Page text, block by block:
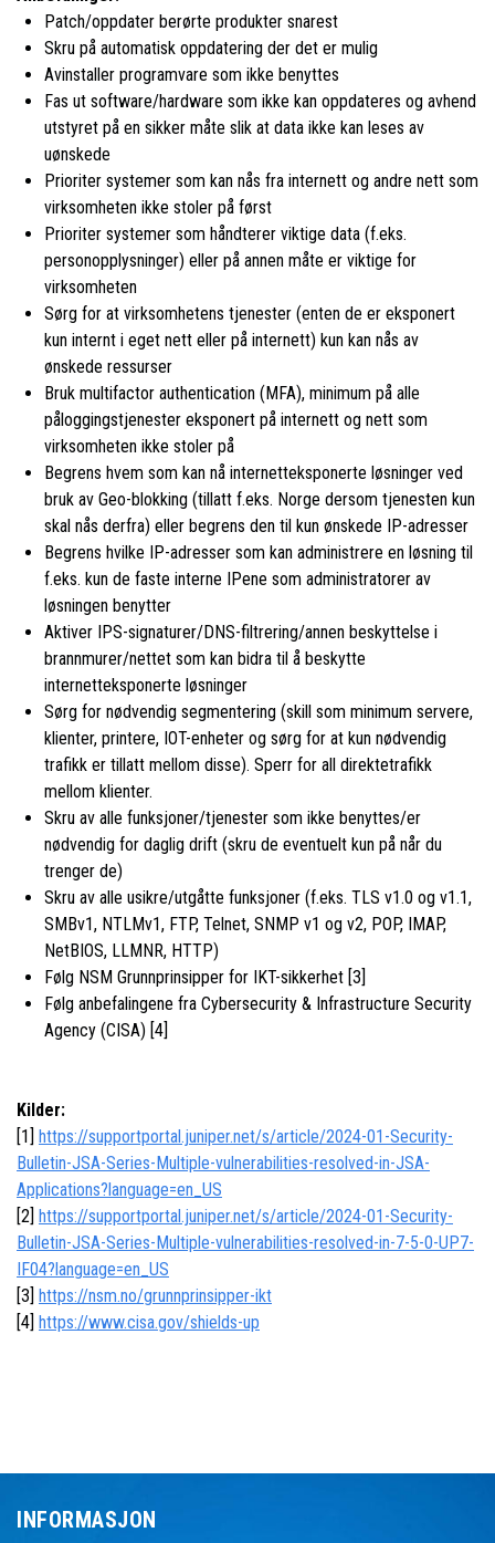
Patch/oppdater berørte produkter snarest
Skru på automatisk oppdatering der det er mulig
Avinstaller programvare som ikke benyttes
Fas ut software/hardware som ikke kan oppdateres og avhend
utstyret på en sikker måte slik at data ikke kan leses av
uønskede
Prioriter systemer som kan nås fra internett og andre nett som
virksomheten ikke stoler på først
Prioriter systemer som håndterer viktige data (f.eks.
personopplysninger) eller på annen måte er viktige for
virksomheten
Sørg for at virksomhetens tjenester (enten de er eksponert
kun internt i eget nett eller på internett) kun kan nås av
ønskede ressurser
Bruk multifactor authentication (MFA), minimum på alle
påloggingstjenester eksponert på internett og nett som
virksomheten ikke stoler på
Begrens hvem som kan nå internetteksponerte løsninger ved
bruk av Geo-blokking (tillatt f.eks. Norge dersom tjenesten kun
skal nås derfra) eller begrens den til kun ønskede IP-adresser
Begrens hvilke IP-adresser som kan administrere en løsning til
f.eks. kun de faste interne IPene som administratorer av
løsningen benytter
Aktiver IPS-signaturer/DNS-filtrering/annen beskyttelse i
brannmurer/nettet som kan bidra til å beskytte
internetteksponerte løsninger
Sørg for nødvendig segmentering (skill som minimum servere,
klienter, printere, IOT-enheter og sørg for at kun nødvendig
trafikk er tillatt mellom disse). Sperr for all direktetrafikk
mellom klienter.
Skru av alle funksjoner/tjenester som ikke benyttes/er
nødvendig for daglig drift (skru de eventuelt kun på når du
trenger de)
Skru av alle usikre/utgåtte funksjoner (f.eks. TLS v1.0 og v1.1,
SMBv1, NTLMv1, FTP, Telnet, SNMP v1 og v2, POP, IMAP,
NetBIOS, LLMNR, HTTP)
Følg NSM Grunnprinsipper for IKT-sikkerhet [3]
Følg anbefalingene fra Cybersecurity & Infrastructure Security
Agency (CISA) [4]
Kilder:
[1] https://supportportal.juniper.net/s/article/2024-01-Security-
Bulletin-JSA-Series-Multiple-vulnerabilities-resolved-in-JSA-
Applications?language=en_US
[2] https://supportportal.juniper.net/s/article/2024-01-Security-
Bulletin-JSA-Series-Multiple-vulnerabilities-resolved-in-7-5-0-UP7-
IF04?language=en_US
[3] https://nsm.no/grunnprinsipper-ikt
[4] https://www.cisa.gov/shields-up
INFORMASJON